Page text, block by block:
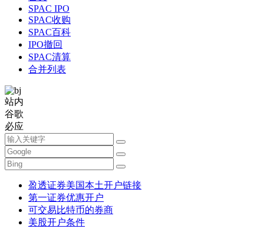
SPAC IPO
SPAC收购
SPAC百科
IPO撤回
SPAC清算
合并列表
站内
谷歌
必应
盈透证券美国本土开户链接
第一证券优惠开户
可交易比特币的券商
美股开户条件